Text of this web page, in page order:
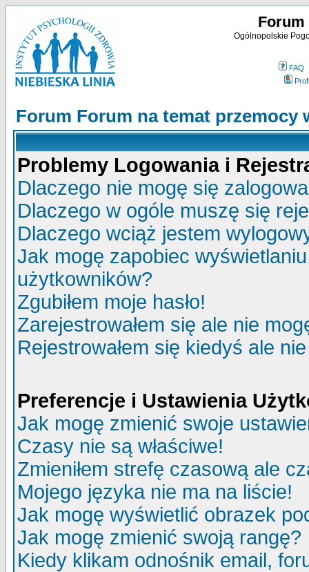
Forum
Ogólnopolskie
FAQ
Forum Forum na temat przemocy
Problemy Logowania i
Dlaczego nie mogę się
Dlaczego w ogóle muszę się
Dlaczego wciąż jestem
Jak mogę zapobiec
użytkowników?
Zgubiłem moje hasło!
Zarejestrowałem się ale nie
Rejestrowałem się kiedyś ale
Preferencje i Ustawienia
Jak mogę zmienić swoje
Czasy nie są właściwe!
Zmieniłem strefę czasową ale
Mojego języka nie ma na liście!
Jak mogę wyświetlić obrazek
Jak mogę zmienić swoją rangę?
Kiedy klikam odnośnik email,